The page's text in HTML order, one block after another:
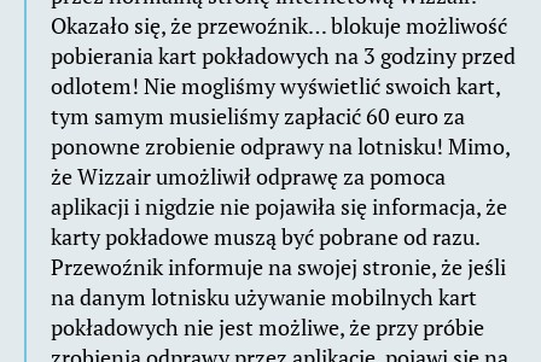
Okazało się, że przewoźnik… blokuje możliwość
pobierania kart pokładowych na 3 godziny przed
odlotem! Nie mogliśmy wyświetlić swoich kart,
tym samym musieliśmy zapłacić 60 euro za
ponowne zrobienie odprawy na lotnisku! Mimo,
że Wizzair umożliwił odprawę za pomoca
aplikacji i nigdzie nie pojawiła się informacja, że
karty pokładowe muszą być pobrane od razu.
Przewoźnik informuje na swojej stronie, że jeśli
na danym lotnisku używanie mobilnych kart
pokładowych nie jest możliwe, że przy próbie